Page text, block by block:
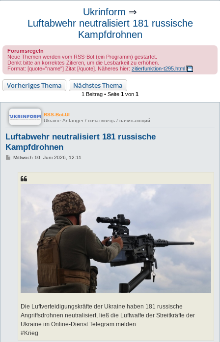
Ukrinform ⇒
Luftabwehr neutralisiert 181 russische
Kampfdrohnen
Forumsregeln
Neue Themen werden vom RSS-Bot (ein Programm) gestartet.
Denkt bitte an korrektes Zitieren, um die Lesbarkeit zu erhöhen.
Format: [quote="name"] Zitat [/quote]. Näheres hier: zitierfunktion-t295.html
Vorheriges Thema Nächstes Thema
1 Beitrag • Seite 1 von 1
RSS-Bot-UI
Ukraine-Anfänger / початківець / начинающий
Luftabwehr neutralisiert 181 russische
Kampfdrohnen
BMittwoch 10. Juni 2026, 12:11
Die Luftverteidigungskräfte der Ukraine haben 181 russische
Angriffsdrohnen neutralisiert, ließ die Luftwaffe der Streitkräfte der
Ukraine im Online-Dienst Telegram melden.
#Krieg